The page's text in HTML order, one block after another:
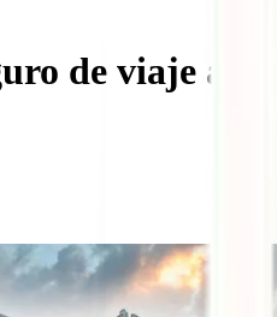
de viaje a